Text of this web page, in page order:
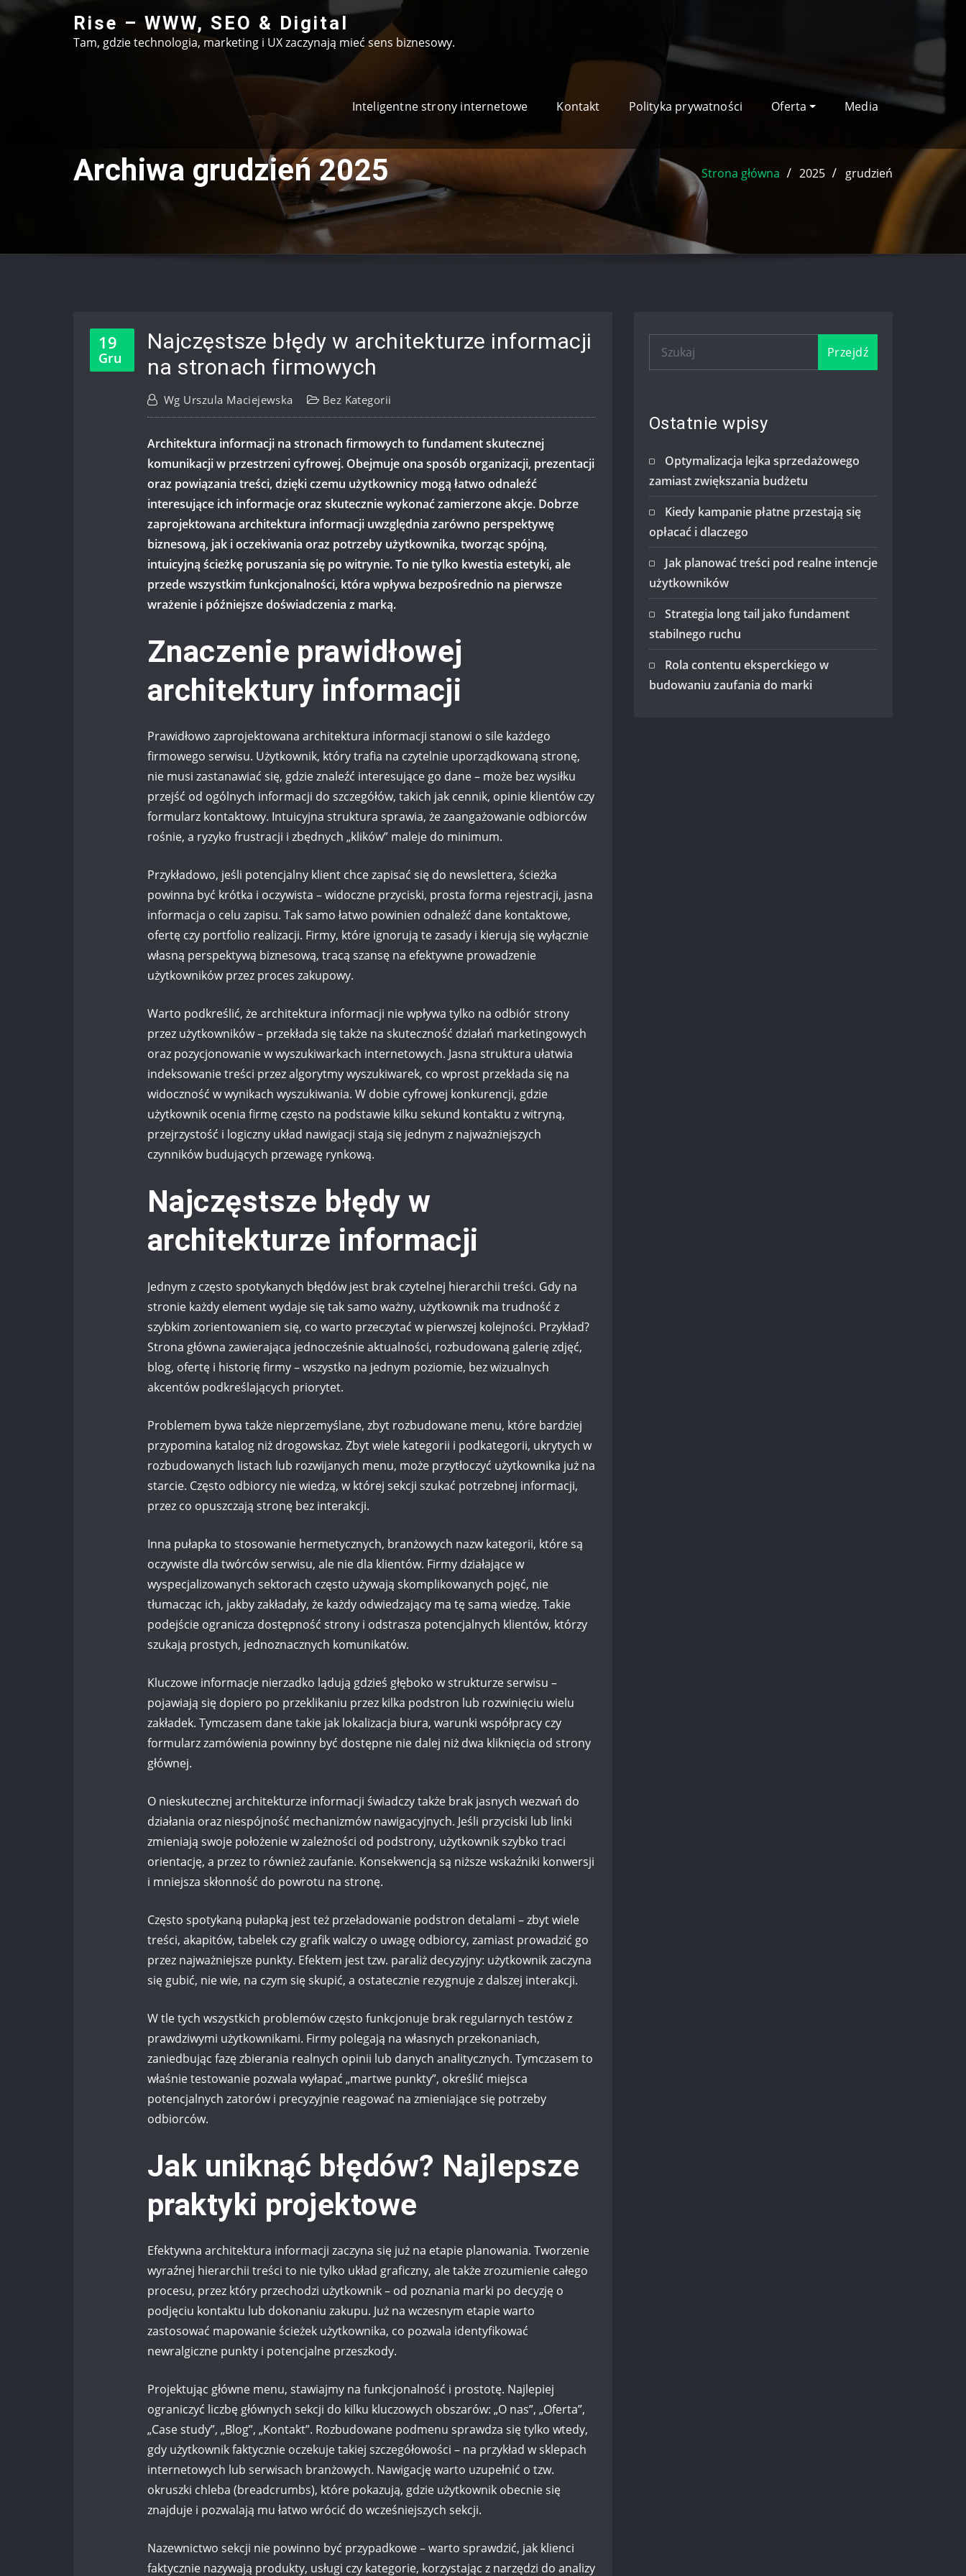
Przejdź
do
Rise – WWW, SEO & Digital
Tam, gdzie technologia, marketing i UX zaczynają mieć sens biznesowy.
Inteligentne strony internetowe Kontakt Polityka prywatności Oferta Media
Archiwa grudzień 2025 Strona główna 2025 grudzień
19
Gru
Najczęstsze błędy w architekturze informacji
na stronach firmowych
Wg Urszula Maciejewska Bez Kategorii
Architektura informacji na stronach firmowych to fundament skutecznej
komunikacji w przestrzeni cyfrowej. Obejmuje ona sposób organizacji, prezentacji
oraz powiązania treści, dzięki czemu użytkownicy mogą łatwo odnaleźć
interesujące ich informacje oraz skutecznie wykonać zamierzone akcje. Dobrze
zaprojektowana architektura informacji uwzględnia zarówno perspektywę
biznesową, jak i oczekiwania oraz potrzeby użytkownika, tworząc spójną,
intuicyjną ścieżkę poruszania się po witrynie. To nie tylko kwestia estetyki, ale
przede wszystkim funkcjonalności, która wpływa bezpośrednio na pierwsze
wrażenie i późniejsze doświadczenia z marką.
Znaczenie prawidłowej
architektury informacji
Prawidłowo zaprojektowana architektura informacji stanowi o sile każdego
firmowego serwisu. Użytkownik, który trafia na czytelnie uporządkowaną stronę,
nie musi zastanawiać się, gdzie znaleźć interesujące go dane – może bez wysiłku
przejść od ogólnych informacji do szczegółów, takich jak cennik, opinie klientów czy
formularz kontaktowy. Intuicyjna struktura sprawia, że zaangażowanie odbiorców
rośnie, a ryzyko frustracji i zbędnych „klików” maleje do minimum.
Przykładowo, jeśli potencjalny klient chce zapisać się do newslettera, ścieżka
powinna być krótka i oczywista – widoczne przyciski, prosta forma rejestracji, jasna
informacja o celu zapisu. Tak samo łatwo powinien odnaleźć dane kontaktowe,
ofertę czy portfolio realizacji. Firmy, które ignorują te zasady i kierują się wyłącznie
własną perspektywą biznesową, tracą szansę na efektywne prowadzenie
użytkowników przez proces zakupowy.
Warto podkreślić, że architektura informacji nie wpływa tylko na odbiór strony
przez użytkowników – przekłada się także na skuteczność działań marketingowych
oraz pozycjonowanie w wyszukiwarkach internetowych. Jasna struktura ułatwia
indeksowanie treści przez algorytmy wyszukiwarek, co wprost przekłada się na
widoczność w wynikach wyszukiwania. W dobie cyfrowej konkurencji, gdzie
użytkownik ocenia firmę często na podstawie kilku sekund kontaktu z witryną,
przejrzystość i logiczny układ nawigacji stają się jednym z najważniejszych
czynników budujących przewagę rynkową.
Najczęstsze błędy w
architekturze informacji
Jednym z często spotykanych błędów jest brak czytelnej hierarchii treści. Gdy na
stronie każdy element wydaje się tak samo ważny, użytkownik ma trudność z
szybkim zorientowaniem się, co warto przeczytać w pierwszej kolejności. Przykład?
Strona główna zawierająca jednocześnie aktualności, rozbudowaną galerię zdjęć,
blog, ofertę i historię firmy – wszystko na jednym poziomie, bez wizualnych
akcentów podkreślających priorytet.
Problemem bywa także nieprzemyślane, zbyt rozbudowane menu, które bardziej
przypomina katalog niż drogowskaz. Zbyt wiele kategorii i podkategorii, ukrytych w
rozbudowanych listach lub rozwijanych menu, może przytłoczyć użytkownika już na
starcie. Często odbiorcy nie wiedzą, w której sekcji szukać potrzebnej informacji,
przez co opuszczają stronę bez interakcji.
Inna pułapka to stosowanie hermetycznych, branżowych nazw kategorii, które są
oczywiste dla twórców serwisu, ale nie dla klientów. Firmy działające w
wyspecjalizowanych sektorach często używają skomplikowanych pojęć, nie
tłumacząc ich, jakby zakładały, że każdy odwiedzający ma tę samą wiedzę. Takie
podejście ogranicza dostępność strony i odstrasza potencjalnych klientów, którzy
szukają prostych, jednoznacznych komunikatów.
Kluczowe informacje nierzadko lądują gdzieś głęboko w strukturze serwisu –
pojawiają się dopiero po przeklikaniu przez kilka podstron lub rozwinięciu wielu
zakładek. Tymczasem dane takie jak lokalizacja biura, warunki współpracy czy
formularz zamówienia powinny być dostępne nie dalej niż dwa kliknięcia od strony
głównej.
O nieskutecznej architekturze informacji świadczy także brak jasnych wezwań do
działania oraz niespójność mechanizmów nawigacyjnych. Jeśli przyciski lub linki
zmieniają swoje położenie w zależności od podstrony, użytkownik szybko traci
orientację, a przez to również zaufanie. Konsekwencją są niższe wskaźniki konwersji
i mniejsza skłonność do powrotu na stronę.
Często spotykaną pułapką jest też przeładowanie podstron detalami – zbyt wiele
treści, akapitów, tabelek czy grafik walczy o uwagę odbiorcy, zamiast prowadzić go
przez najważniejsze punkty. Efektem jest tzw. paraliż decyzyjny: użytkownik zaczyna
się gubić, nie wie, na czym się skupić, a ostatecznie rezygnuje z dalszej interakcji.
W tle tych wszystkich problemów często funkcjonuje brak regularnych testów z
prawdziwymi użytkownikami. Firmy polegają na własnych przekonaniach,
zaniedbując fazę zbierania realnych opinii lub danych analitycznych. Tymczasem to
właśnie testowanie pozwala wyłapać „martwe punkty”, określić miejsca
potencjalnych zatorów i precyzyjnie reagować na zmieniające się potrzeby
odbiorców.
Jak uniknąć błędów? Najlepsze
praktyki projektowe
Efektywna architektura informacji zaczyna się już na etapie planowania. Tworzenie
wyraźnej hierarchii treści to nie tylko układ graficzny, ale także zrozumienie całego
procesu, przez który przechodzi użytkownik – od poznania marki po decyzję o
podjęciu kontaktu lub dokonaniu zakupu. Już na wczesnym etapie warto
zastosować mapowanie ścieżek użytkownika, co pozwala identyfikować
newralgiczne punkty i potencjalne przeszkody.
Projektując główne menu, stawiajmy na funkcjonalność i prostotę. Najlepiej
ograniczyć liczbę głównych sekcji do kilku kluczowych obszarów: „O nas”, „Oferta”,
„Case study”, „Blog”, „Kontakt”. Rozbudowane podmenu sprawdza się tylko wtedy,
gdy użytkownik faktycznie oczekuje takiej szczegółowości – na przykład w sklepach
internetowych lub serwisach branżowych. Nawigację warto uzupełnić o tzw.
okruszki chleba (breadcrumbs), które pokazują, gdzie użytkownik obecnie się
znajduje i pozwalają mu łatwo wrócić do wcześniejszych sekcji.
Nazewnictwo sekcji nie powinno być przypadkowe – warto sprawdzić, jak klienci
faktycznie nazywają produkty, usługi czy kategorie, korzystając z narzędzi do analizy
Przejdź
Ostatnie wpisy
Optymalizacja lejka sprzedażowego
zamiast zwiększania budżetu
Kiedy kampanie płatne przestają się
opłacać i dlaczego
Jak planować treści pod realne intencje
użytkowników
Strategia long tail jako fundament
stabilnego ruchu
Rola contentu eksperckiego w
budowaniu zaufania do marki